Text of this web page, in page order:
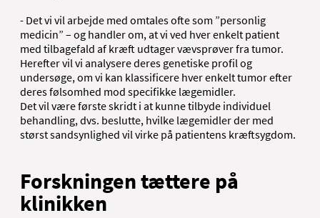
- Det vi vil arbejde med omtales ofte som ”personlig
medicin” – og handler om, at vi ved hver enkelt patient
med tilbagefald af kræft udtager vævsprøver fra tumor.
Herefter vil vi analysere deres genetiske profil og
undersøge, om vi kan klassificere hver enkelt tumor efter
deres følsomhed mod specifikke lægemidler.
Det vil være første skridt i at kunne tilbyde individuel
behandling, dvs. beslutte, hvilke lægemidler der med
størst sandsynlighed vil virke på patientens kræftsygdom.
Forskningen tættere på
klinikken